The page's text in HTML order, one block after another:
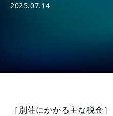
2025.07.14
［別荘にかかる主な税金］